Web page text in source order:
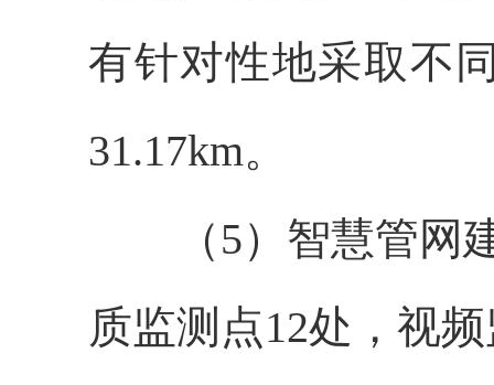
有针对性地采取不
31.17km。
（5）智慧管网
质监测点12处，视